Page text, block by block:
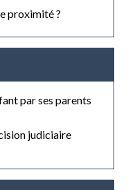
proximité ?
par ses parents
judiciaire